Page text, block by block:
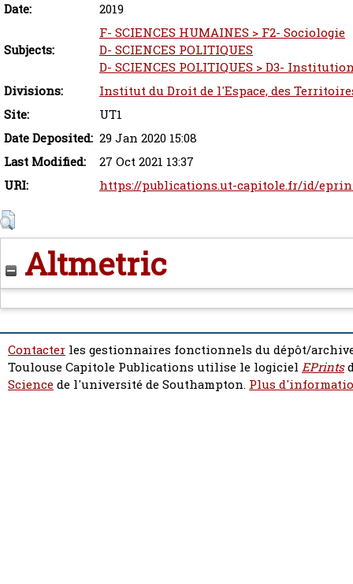
Date:
2019
Subjects:
F- SCIENCES HUMAINES > F2- Sociologie
D- SCIENCES POLITIQUES
D- SCIENCES POLITIQUES > D3-
Divisions:
Institut du Droit de l'Espace, des
Site:
UT1
Date Deposited: 29 Jan 2020 15:08
Last Modified:
27 Oct 2021 13:37
URI:
https://publications.ut-capitole.fr/id/
Altmetric
Contacter les gestionnaires fonctionnels du dépôt/
Toulouse Capitole Publications utilise le logiciel EPrints
Sciencede l'université de Southampton. Plus